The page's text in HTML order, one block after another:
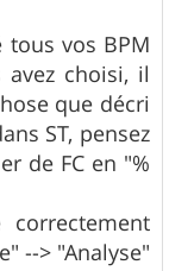
vos BPM
choisi, il
que décri
ST, pensez
de FC en "%
--> "Analyse"